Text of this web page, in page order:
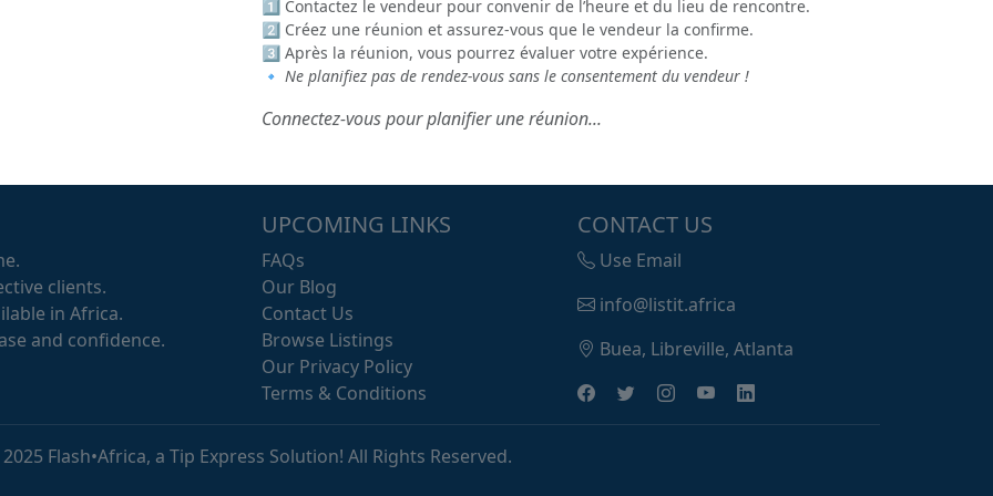
1️⃣ Contactez le vendeur pour convenir de l’heure et du lieu de rencontre.
2️⃣ Créez une réunion et assurez-vous que le vendeur la confirme.
3️⃣ Après la réunion, vous pourrez évaluer votre expérience.
🔹 Ne planifiez pas de rendez-vous sans le consentement du vendeur !
Connectez-vous pour planifier une réunion...
clients.
in Africa.
and confidence.
UPCOMING LINKS
FAQs
Our Blog
Contact Us
Browse Listings
Our Privacy Policy
Terms & Conditions
CONTACT US
Use Email
info@listit.africa
Buea, Libreville, Atlanta
Flash•Africa, a Tip Express Solution! All Rights Reserved.